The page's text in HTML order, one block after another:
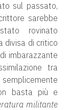
sul passato,
sarebbe
rovinato
divisa di critico
imbarazzante
tra
basta più e
militante